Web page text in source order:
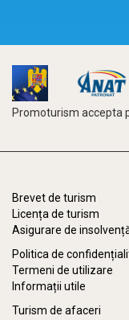
Promoturism accepta
Brevet de turism
Licența de turism
Asigurare de
Politica de
Termeni de utilizare
Informații utile
Turism de afaceri